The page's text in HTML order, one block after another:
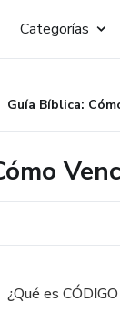
Categorías
¿Qué es